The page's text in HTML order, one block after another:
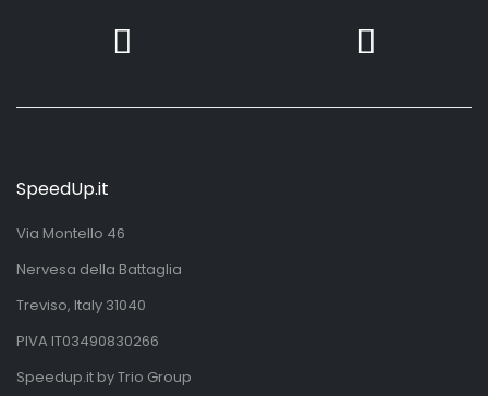
SpeedUp.it
Via Montello 46
Nervesa della Battaglia
Treviso, Italy 31040
PIVA IT03490830266
Speedup.it by Trio Group